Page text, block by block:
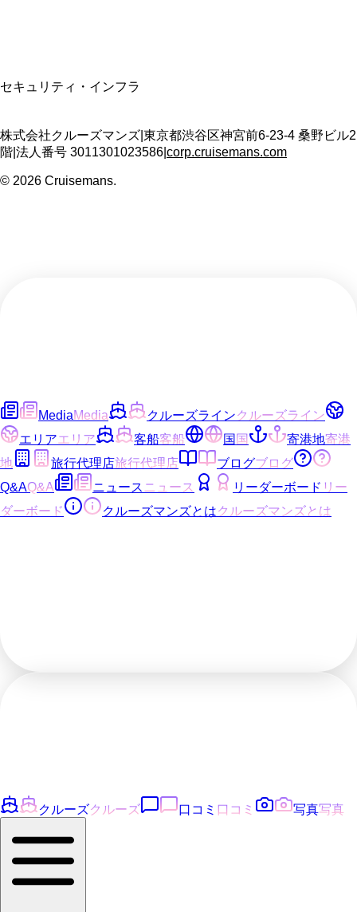
セキュリティ・インフラ
株式会社クルーズマンズ 東京都渋谷区神宮前6-23-4 桑野ビル2
階 法人番号 3011301023586 corp.cruisemans.com
© 2026 Cruisemans.
MediaMedia クルーズラインクルーズライン
エリアエリア 客船客船 国国 寄港地寄港
地
旅行代理店旅行代理店 ブログブログ
Q&AQ&A ニュース ニュース リーダーボード リー
ダーボード
クルーズマンズとはクルーズマンズとは
クルーズクルーズ 口コミ 口コミ 写真写真